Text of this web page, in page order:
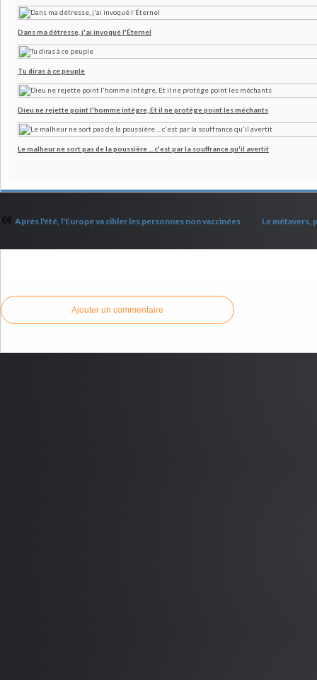
Dans ma détresse, j'ai invoqué l'Éternel
Tu diras à ce peuple
Dieu ne rejette point l'homme intègre, Et il ne protège point les méchants
Le malheur ne sort pas de la poussière ... c'est par la souffrance qu'il avertit
Après l'été, l'Europe va cibler les personnes non vaccinées Le métavers,
Ajouter un commentaire